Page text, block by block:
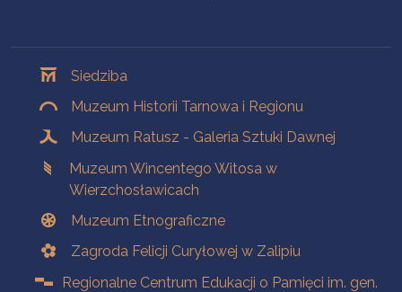
Siedziba
Muzeum Historii Tarnowa i Regionu
Muzeum Ratusz - Galeria Sztuki Dawnej
Muzeum Wincentego Witosa w
Wierzchosławicach
Muzeum Etnograficzne
Zagroda Felicji Curyłowej w Zalipiu
Regionalne Centrum Edukacji o Pamięci im. gen.